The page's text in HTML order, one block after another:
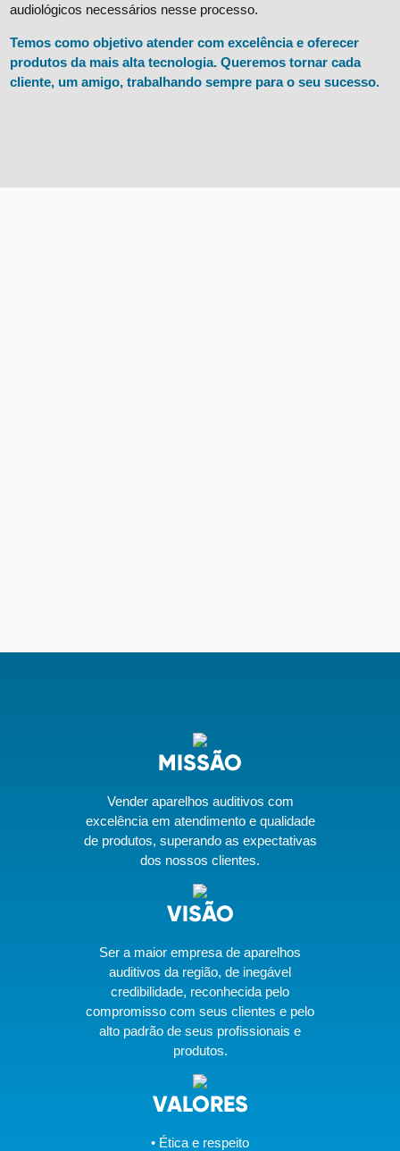
audiológicos necessários nesse processo.
Temos como objetivo atender com excelência e oferecer
produtos da mais alta tecnologia. Queremos tornar cada
cliente, um amigo, trabalhando sempre para o seu sucesso.
MISSÃO
Vender aparelhos auditivos com
excelência em atendimento e qualidade
de produtos, superando as expectativas
dos nossos clientes.
VISÃO
Ser a maior empresa de aparelhos
auditivos da região, de inegável
credibilidade, reconhecida pelo
compromisso com seus clientes e pelo
alto padrão de seus profissionais e
produtos.
VALORES
• Ética e respeito